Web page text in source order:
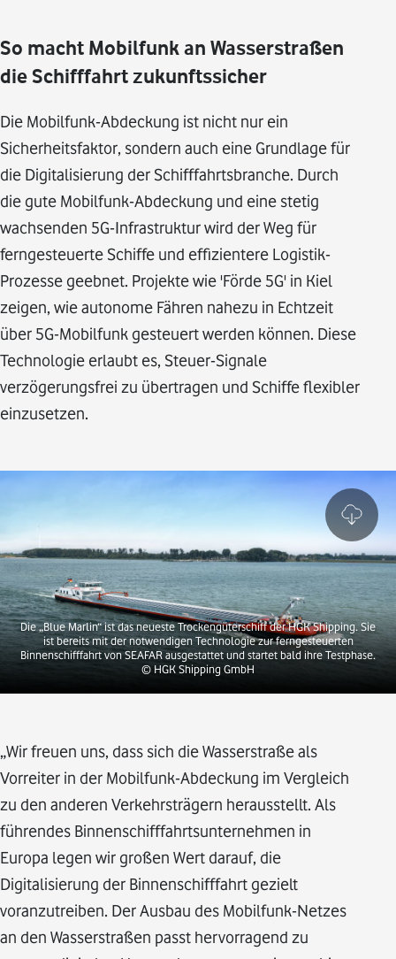
So macht Mobilfunk an Wasserstraßen
die Schifffahrt zukunftssicher
Die Mobilfunk-Abdeckung ist nicht nur ein
Sicherheitsfaktor, sondern auch eine Grundlage für
die Digitalisierung der Schifffahrtsbranche. Durch
die gute Mobilfunk-Abdeckung und eine stetig
wachsenden 5G-Infrastruktur wird der Weg für
ferngesteuerte Schiffe und effizientere Logistik-
Prozesse geebnet. Projekte wie 'Förde 5G' in Kiel
zeigen, wie autonome Fähren nahezu in Echtzeit
über 5G-Mobilfunk gesteuert werden können. Diese
Technologie erlaubt es, Steuer-Signale
verzögerungsfrei zu übertragen und Schiffe flexibler
einzusetzen.
Die „Blue Marlin“ ist das neueste Trockengüterschiff der HGK Shipping. Sie
ist bereits mit der notwendigen Technologie zur ferngesteuerten
Binnenschifffahrt von SEAFAR ausgestattet und startet bald ihre Testphase.
© HGK Shipping GmbH
„Wir freuen uns, dass sich die Wasserstraße als
Vorreiter in der Mobilfunk-Abdeckung im Vergleich
zu den anderen Verkehrsträgern herausstellt. Als
führendes Binnenschifffahrtsunternehmen in
Europa legen wir großen Wert darauf, die
Digitalisierung der Binnenschifffahrt gezielt
voranzutreiben. Der Ausbau des Mobilfunk-Netzes
an den Wasserstraßen passt hervorragend zu